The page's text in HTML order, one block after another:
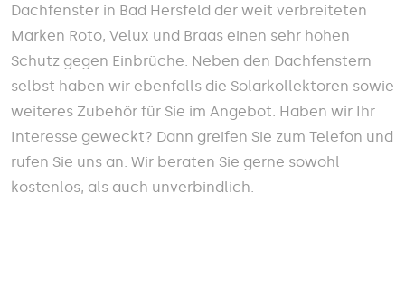
Dachfenster in Bad Hersfeld der weit verbreiteten
Marken Roto, Velux und Braas einen sehr hohen
Schutz gegen Einbrüche. Neben den Dachfenstern
selbst haben wir ebenfalls die Solarkollektoren sowie
weiteres Zubehör für Sie im Angebot. Haben wir Ihr
Interesse geweckt? Dann greifen Sie zum Telefon und
rufen Sie uns an. Wir beraten Sie gerne sowohl
kostenlos, als auch unverbindlich.